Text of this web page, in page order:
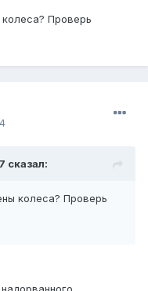
Проверь
сказал:
колеса? Проверь